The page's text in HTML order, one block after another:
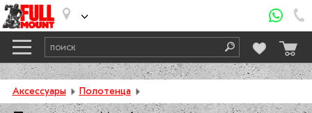
Аксессуары Полотенца